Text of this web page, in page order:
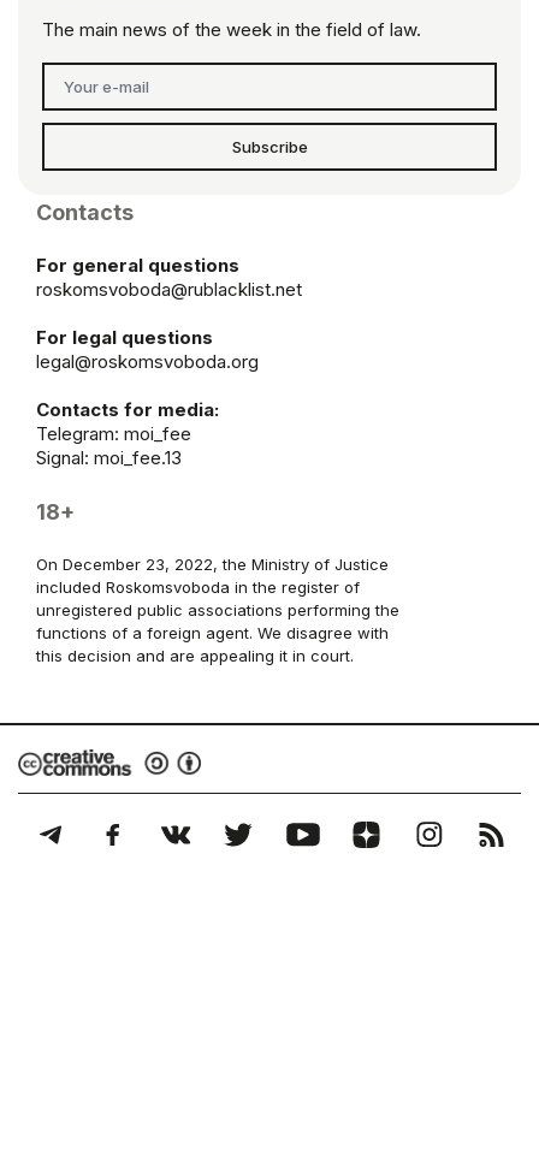
The main news of the week in the field of law.
Subscribe
Contacts
For general questions
roskomsvoboda@rublacklist.net
For legal questions
legal@roskomsvoboda.org
Contacts for media:
Telegram: moi_fee
Signal: moi_fee.13
18+
On December 23, 2022, the Ministry of Justice
included Roskomsvoboda in the register of
unregistered public associations performing the
functions of a foreign agent. We disagree with
this decision and are appealing it in court.